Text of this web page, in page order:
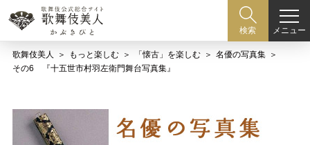
検索 メニュー
歌舞伎美人 もっと楽しむ 「懐古」を楽しむ
名優の写真集
その6 『十五世市村羽左衛門舞台写真集』